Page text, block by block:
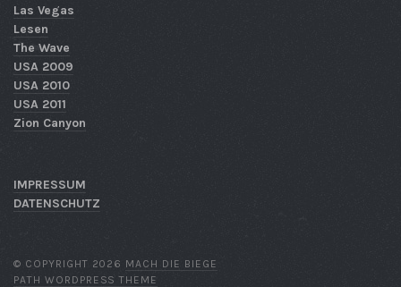
Las Vegas
Lesen
The Wave
USA 2009
USA 2010
USA 2011
Zion Canyon
IMPRESSUM
DATENSCHUTZ
© COPYRIGHT 2026 MACH DIE BIEGE
PATH WORDPRESS THEME